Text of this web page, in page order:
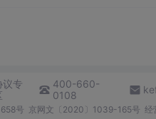
议专
400-660-
0108
号 京网文〔2020〕1039-165号 经